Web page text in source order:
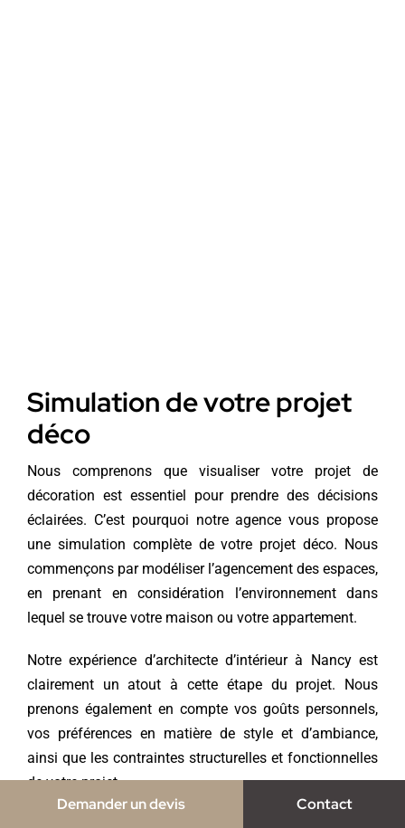
Demander un devis Contact
Simulation de votre projet
déco
Nous comprenons que visualiser votre projet de
décoration est essentiel pour prendre des décisions
éclairées. C’est pourquoi notre agence vous propose
une simulation complète de votre projet déco. Nous
commençons par modéliser l’agencement des espaces,
en prenant en considération l’environnement dans
lequel se trouve votre maison ou votre appartement.
Notre expérience d’architecte d’intérieur à Nancyest
clairement un atout à cette étape du projet. Nous
prenons également en compte vos goûts personnels,
vos préférences en matière de style et d’ambiance,
ainsi que les contraintes structurelles et fonctionnelles
de votre projet.